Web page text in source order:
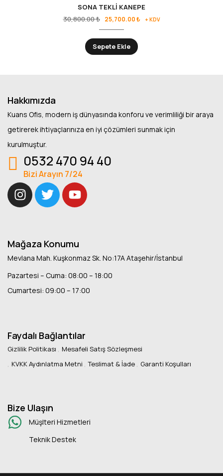
SONA TEKLİ KANEPE
30,800.00₺ 25,700.00₺ + KDV
Sepete Ekle
Hakkımızda
Kuans Ofis, modern iş dünyasında konforu ve verimliliği bir araya
getirerek ihtiyaçlarınıza en iyi çözümleri sunmak için
kurulmuştur.
0532 470 94 40
Bizi Arayın 7/24
Mağaza Konumu
Mevlana Mah. Kuşkonmaz Sk. No:17A Ataşehir/İstanbul
Pazartesi – Cuma: 08:00 – 18:00
Cumartesi: 09:00 – 17:00
Faydalı Bağlantılar
Gizlilik Politikası
Mesafeli Satış Sözleşmesi
KVKK Aydınlatma Metni
Teslimat & İade Garanti Koşulları
Bize Ulaşın
Müşlteri Hizmetleri
Teknik Destek